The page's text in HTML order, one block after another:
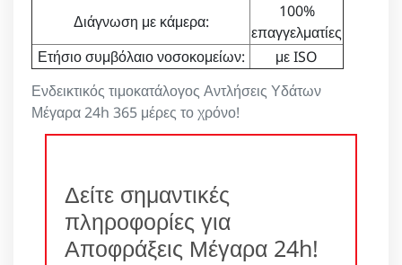
Ενδεικτικός τιμοκατάλογος Αντλήσεις Υδάτων
Μέγαρα 24h 365 μέρες το χρόνο!
Διάγνωση με κάμερα:
100%
επαγγελματίες
Ετήσιο συμβόλαιο νοσοκομείων:
με ISO
Δείτε σημαντικές
πληροφορίες για
Αποφράξεις Μέγαρα 24h!